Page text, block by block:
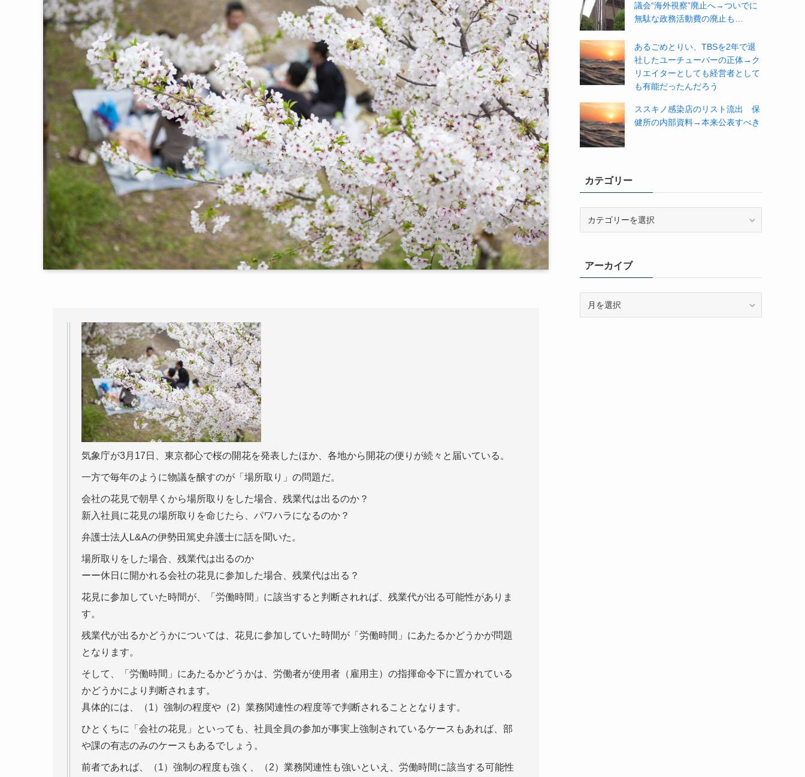
気象庁が3月17日、東京都心で桜の開花を発表したほか、各地から開花の便りが続々と届いている。
一方で毎年のように物議を醸すのが「場所取り」の問題だ。
会社の花見で朝早くから場所取りをした場合、残業代は出るのか？
新入社員に花見の場所取りを命じたら、パワハラになるのか？
弁護士法人L&Aの伊勢田篤史弁護士に話を聞いた。
場所取りをした場合、残業代は出るのか
ーー休日に開かれる会社の花見に参加した場合、残業代は出る？
花見に参加していた時間が、「労働時間」に該当すると判断されれば、残業代が出る可能性がありま
す。
残業代が出るかどうかについては、花見に参加していた時間が「労働時間」にあたるかどうかが問題
となります。
そして、「労働時間」にあたるかどうかは、労働者が使用者（雇用主）の指揮命令下に置かれている
かどうかにより判断されます。
具体的には、（1）強制の程度や（2）業務関連性の程度等で判断されることとなります。
ひとくちに「会社の花見」といっても、社員全員の参加が事実上強制されているケースもあれば、部
や課の有志のみのケースもあるでしょう。
前者であれば、（1）強制の程度も強く、（2）業務関連性も強いといえ、労働時間に該当する可能性
議会“海外視察”廃止へ→ついでに
無駄な政務活動費の廃止も…
あるごめとりい、TBSを2年で退
社したユーチューバーの正体→ク
リエイターとしても経営者として
も有能だったんだろう
ススキノ感染店のリスト流出 保
健所の内部資料→本来公表すべき
カテゴリー
ーアーカイブ